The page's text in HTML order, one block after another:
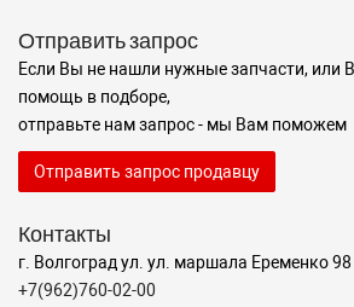
Отправить запрос
Если Вы не нашли нужные запчасти, или
помощь в подборе,
отправьте нам запрос - мы Вам поможем
Отправить запрос продавцу
Контакты
г. Волгоград ул. ул. маршала Еременко 98
+7(962)760-02-00